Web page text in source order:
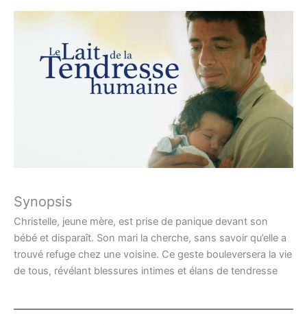
Synopsis
Christelle, jeune mère, est prise de panique devant son
bébé et disparaît. Son mari la cherche, sans savoir qu’elle a
trouvé refuge chez une voisine. Ce geste bouleversera la vie
de tous, révélant blessures intimes et élans de tendresse